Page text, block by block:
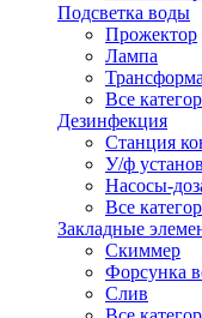
Подсветка воды
Прожектор
Лампа
Все
Дезинфекция
Станция
У/ф
Насосы-
Все
Закладные
Скиммер
Форсунка
Слив